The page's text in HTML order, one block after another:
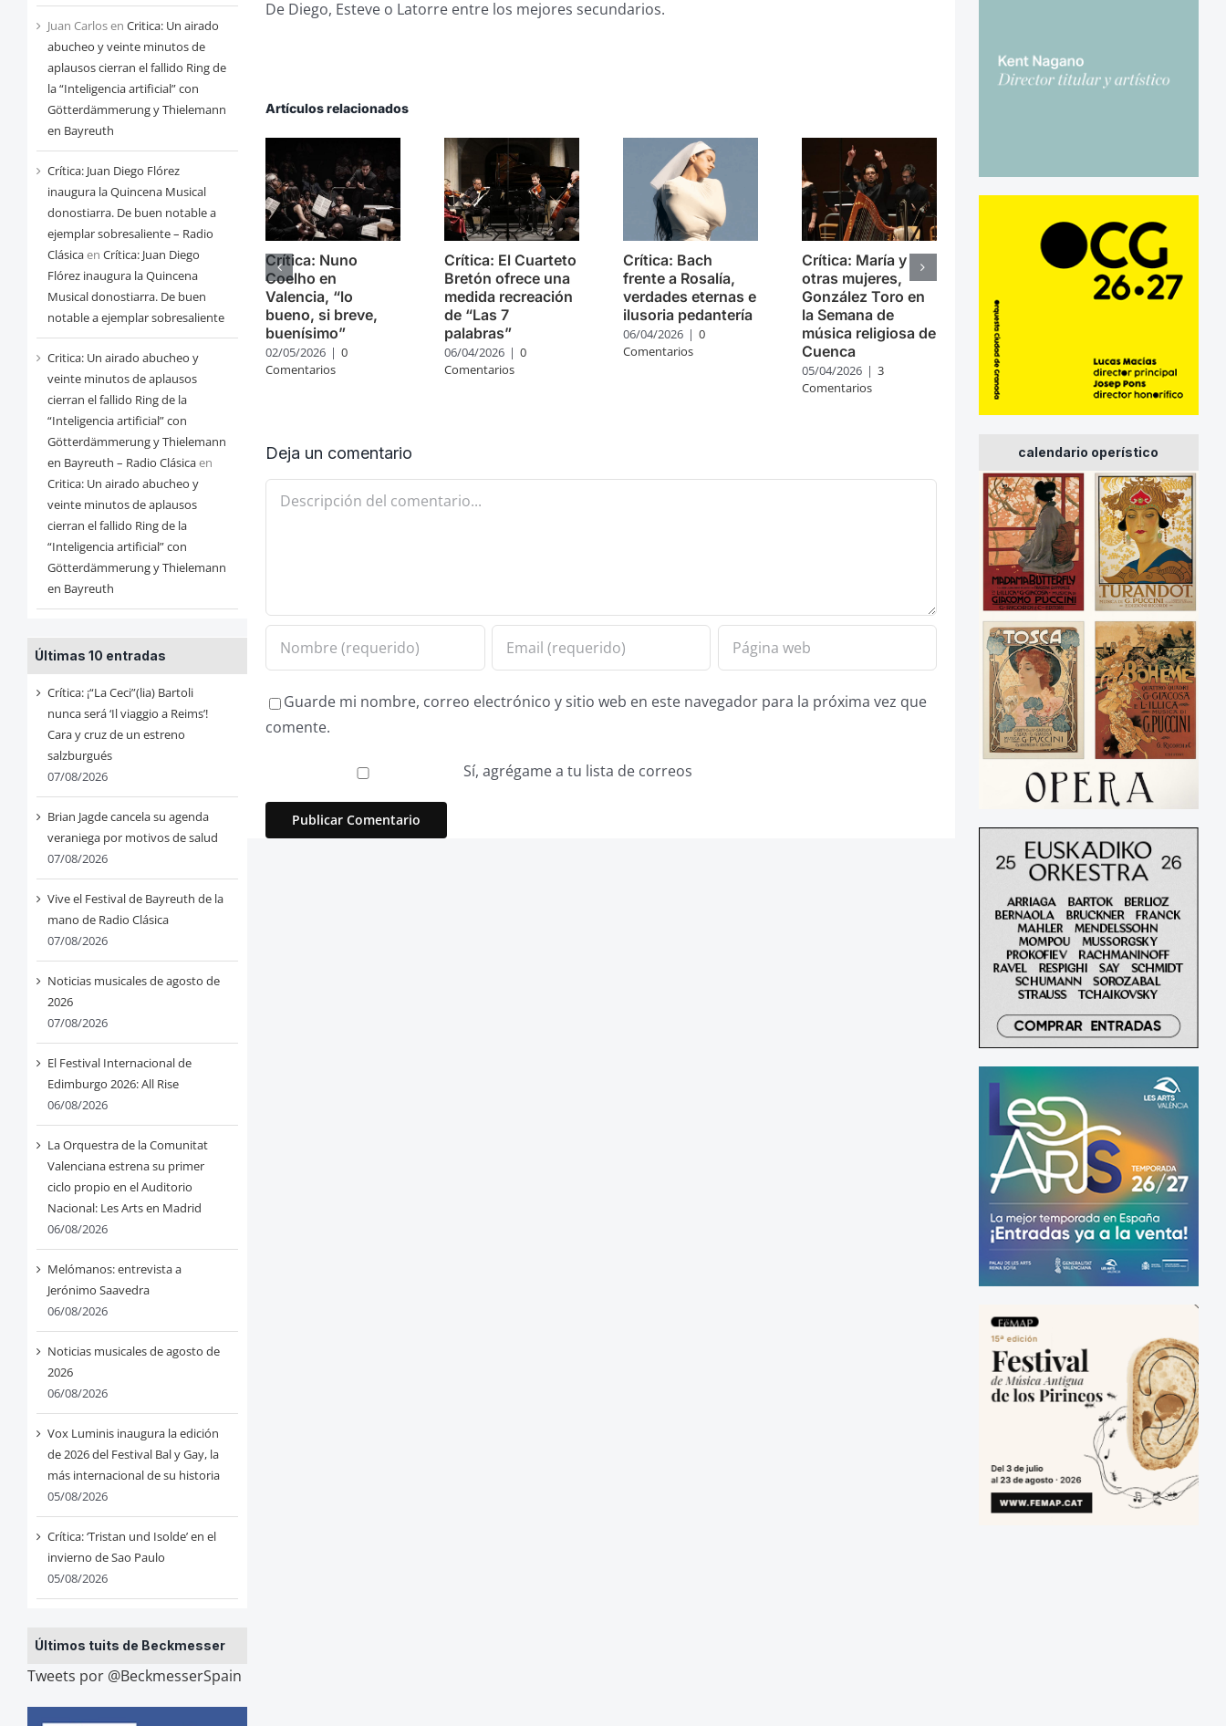
Juan Carlosen Critica: Un airado
abucheo y veinte minutos de
aplausos cierran el fallido Ring de
la “Inteligencia artificial” con
Götterdämmerung y Thielemann
en Bayreuth
Crítica: Juan Diego Flórez
inaugura la Quincena Musical
donostiarra. De buen notable a
ejemplar sobresaliente – Radio
Clásicaen Crítica: Juan Diego
Flórez inaugura la Quincena
Musical donostiarra. De buen
notable a ejemplar sobresaliente
Critica: Un airado abucheo y
veinte minutos de aplausos
cierran el fallido Ring de la
“Inteligencia artificial” con
Götterdämmerung y Thielemann
en Bayreuth – Radio Clásicaen
Critica: Un airado abucheo y
veinte minutos de aplausos
cierran el fallido Ring de la
“Inteligencia artificial” con
Götterdämmerung y Thielemann
en Bayreuth
Últimas 10 entradas
Crítica: ¡“La Ceci”(lia) Bartoli
nunca será ‘Il viaggio a Reims’!
Cara y cruz de un estreno
salzburgués
07/08/2026
Brian Jagde cancela su agenda
veraniega por motivos de salud
07/08/2026
Vive el Festival de Bayreuth de la
mano de Radio Clásica
07/08/2026
Noticias musicales de agosto de
2026
07/08/2026
El Festival Internacional de
Edimburgo 2026: All Rise
06/08/2026
La Orquestra de la Comunitat
Valenciana estrena su primer
ciclo propio en el Auditorio
Nacional: Les Arts en Madrid
06/08/2026
Melómanos: entrevista a
Jerónimo Saavedra
06/08/2026
Noticias musicales de agosto de
2026
06/08/2026
Vox Luminis inaugura la edición
de 2026 del Festival Bal y Gay, la
más internacional de su historia
05/08/2026
Crítica: ‘Tristan und Isolde’ en el
invierno de Sao Paulo
05/08/2026
Últimos tuits de Beckmesser
Tweets por @BeckmesserSpain
De Diego, Esteve o Latorre entre los mejores secundarios.
Artículos relacionados
Crítica: Nuno
Coelho en
Valencia, “lo
bueno, si breve,
buenísimo”
02/05/2026 | 0
Comentarios
Crítica: El Cuarteto
Bretón ofrece una
medida recreación
de “Las 7
palabras”
06/04/2026 | 0
Comentarios
Crítica: Bach
frente a Rosalía,
verdades eternas e
ilusoria pedantería
06/04/2026 | 0
Comentarios
Crítica: María y
otras mujeres,
González Toro en
la Semana de
música religiosa de
Cuenca
05/04/2026 | 3
Comentarios
Deja un comentario
Comentario
Guarde mi nombre, correo electrónico y sitio web en este navegador para la próxima vez que
comente.
Sí, agrégame a tu lista de correos
calendario operístico